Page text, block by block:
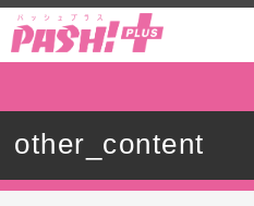
other_content